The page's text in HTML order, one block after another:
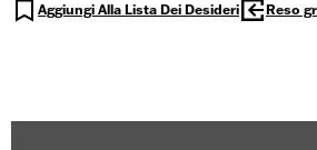
Aggiungi Alla Lista Dei Desideri Reso